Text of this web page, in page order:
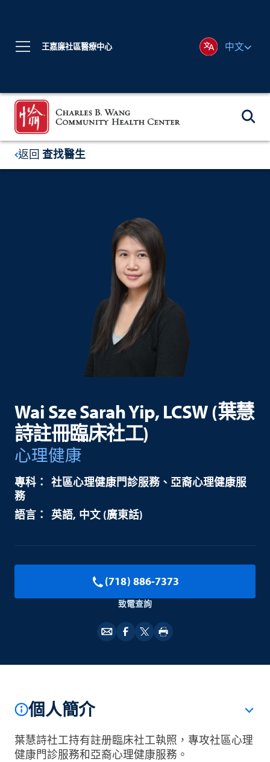
王嘉廉社區醫療中心 中文
返回 查找醫生
Wai Sze Sarah Yip, LCSW (葉慧
詩註冊臨床社工)
心理健康
社區心理健康門診服務、亞裔心理健康服
務
英語 中文 (廣東話)
(718) 886-7373
致電查詢
個人簡介
葉慧詩社工持有註册臨床社工執照，專攻社區心理
健康門診服務和亞裔心理健康服務。